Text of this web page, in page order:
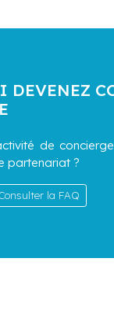
DEVENEZ
de
partenariat ?
la FAQ